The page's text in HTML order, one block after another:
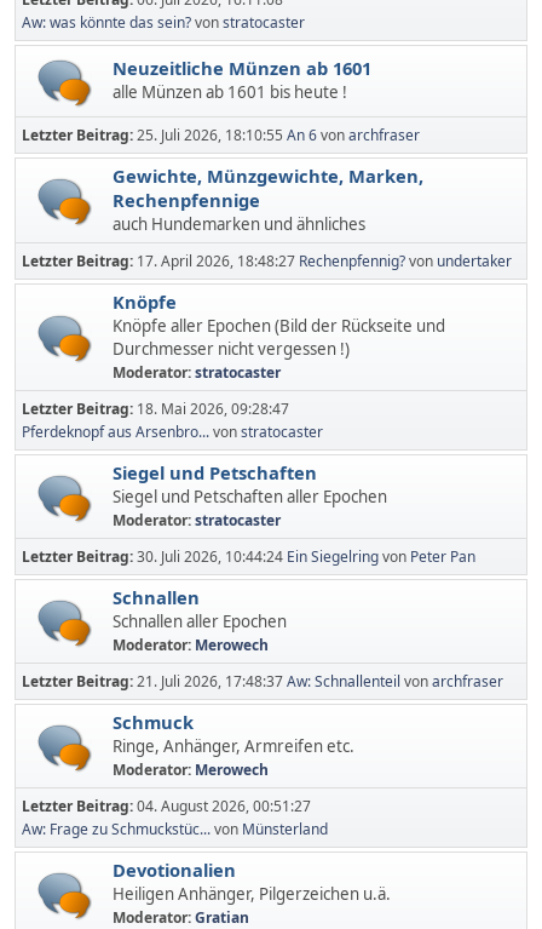
Aw: was könnte das sein?vonstratocaster
Neuzeitliche Münzen ab 1601
alle Münzen ab 1601 bis heute !
Letzter Beitrag:25. Juli 2026, 18:10:55 An 6vonarchfraser
Gewichte, Münzgewichte, Marken,
Rechenpfennige
auch Hundemarken und ähnliches
Letzter Beitrag: 17. April 2026, 18:48:27 Rechenpfennig?von undertaker
Knöpfe
Knöpfe aller Epochen (Bild der Rückseite und
Durchmesser nicht vergessen !)
Moderator:stratocaster
Letzter Beitrag: 18. Mai 2026, 09:28:47
Pferdeknopf aus Arsenbro...vonstratocaster
Siegel und Petschaften
Siegel und Petschaften aller Epochen
Moderator:stratocaster
Letzter Beitrag:30. Juli 2026, 10:44:24 Ein Siegelringvon Peter Pan
Schnallen
Schnallen aller Epochen
Moderator: Merowech
Letzter Beitrag:21. Juli 2026, 17:48:37Aw: Schnallenteil vonarchfraser
Schmuck
Ringe, Anhänger, Armreifen etc.
Moderator: Merowech
Letzter Beitrag:04. August 2026, 00:51:27
Aw: Frage zu Schmuckstüc...von Münsterland
Devotionalien
Heiligen Anhänger, Pilgerzeichen u.ä.
Moderator:Gratian